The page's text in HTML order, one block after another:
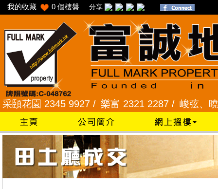
我的收藏 0 個樓盤 分享
花園 2345 9927 /樂富 2321 2287 /峻弦、曉暉